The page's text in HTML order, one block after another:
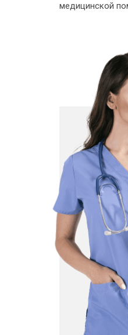
медицинской